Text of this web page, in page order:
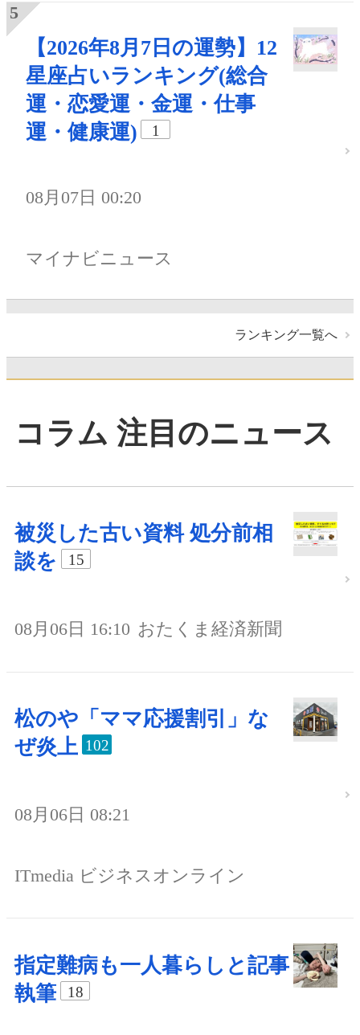
【2026年8月7日の運勢】12
星座占いランキング(総合
運・恋愛運・金運・仕事
運・健康運)
1
08月07日 00:20
マイナビニュース
ランキング一覧へ
コラム 注目のニュース
被災した古い資料 処分前相
談を
15
08月06日 16:10 おたくま経済新聞
松のや「ママ応援割引」な
ぜ炎上 102
08月06日 08:21
ITmedia ビジネスオンライン
指定難病も一人暮らしと記事
執筆
18